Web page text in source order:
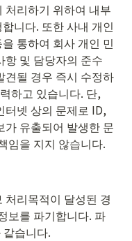
처리하기 위하여 내부
니다. 또한 사내 개인
통하여 회사 개인 민
항 및 담당자의 준수
견될 경우 즉시 수정하
하고 있습니다. 단,
터넷 상의 문제로 ID,
가 유출되어 발생한 문
임을 지지 않습니다.
리목적이 달성된 경
보를 파기합니다. 파
습니다.